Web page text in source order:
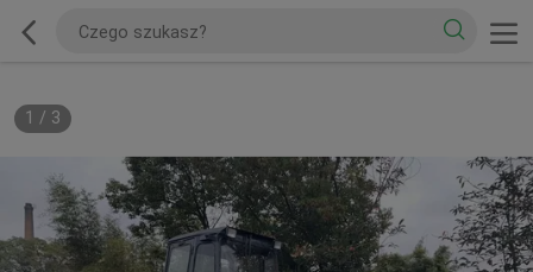
1 / 3